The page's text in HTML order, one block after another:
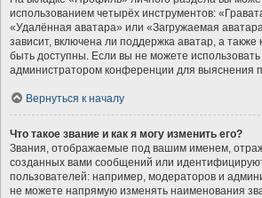
использованием четырёх инструментов:
«Удалённая аватара» или «Загружаемая
зависит, включена ли поддержка аватар, а также
быть доступны. Если вы не можете
администратором конференции для выяснения
Вернуться к началу
Что такое звание и как я могу изменить его?
Звания, отображаемые под вашим именем,
созданных вами сообщений или
пользователей: например, модераторов и
не можете напрямую изменять наименования